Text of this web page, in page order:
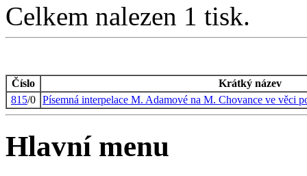
Celkem nalezen 1 tisk.
Číslo
Krátký název
815/0 Písemná interpelace M. Adamové na M. Chovance ve věci
Hlavní menu